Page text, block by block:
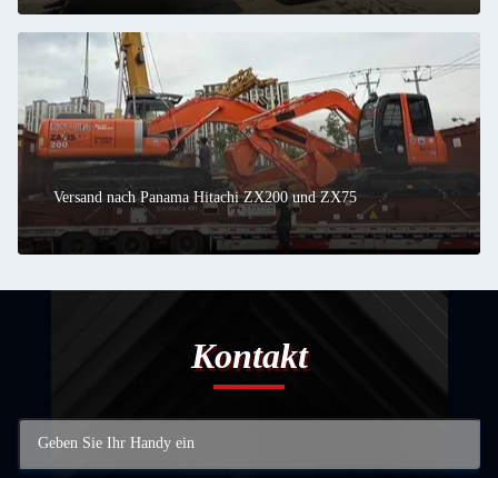
Versand nach Panama Hitachi ZX200 und ZX75
Kontakt